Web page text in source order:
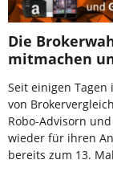
Die
mitmachen
Seit einigen Tagen
von
Robo-Advisorn
wieder für ihren
bereits zum 13.